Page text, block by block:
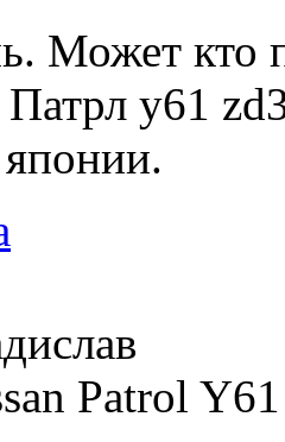
Может кто
Патрл y61
японии.
Patrol